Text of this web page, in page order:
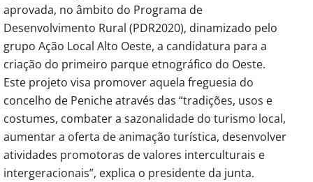
aprovada, no âmbito do Programa de
Desenvolvimento Rural (PDR2020), dinamizado pelo
grupo Ação Local Alto Oeste, a candidatura para a
criação do primeiro parque etnográfico do Oeste.
Este projeto visa promover aquela freguesia do
concelho de Peniche através das “tradições, usos e
costumes, combater a sazonalidade do turismo local,
aumentar a oferta de animação turística, desenvolver
atividades promotoras de valores interculturais e
intergeracionais”, explica o presidente da junta.